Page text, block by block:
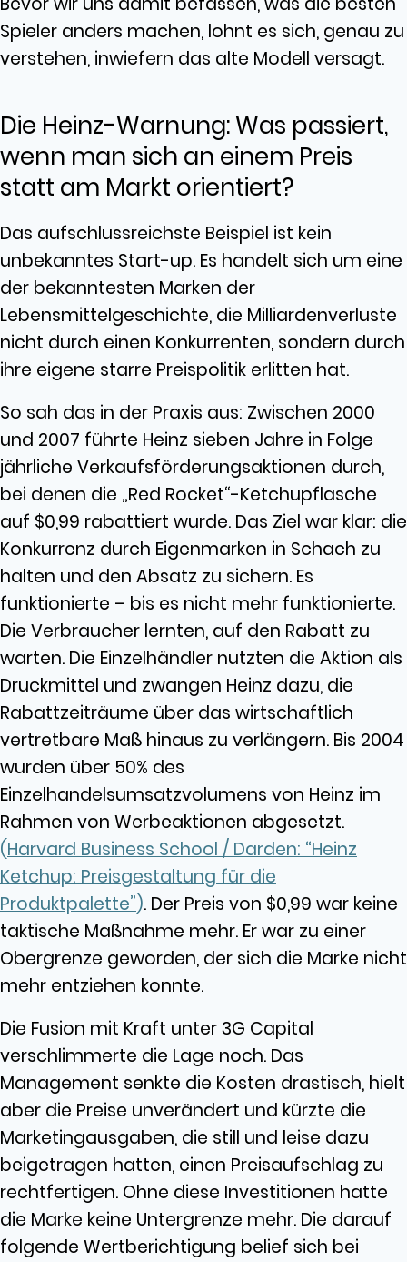
Spieler anders machen, lohnt es sich, genau zu
verstehen, inwiefern das alte Modell versagt.
Die Heinz-Warnung: Was passiert,
wenn man sich an einem Preis
statt am Markt orientiert?
Das aufschlussreichste Beispiel ist kein
unbekanntes Start-up. Es handelt sich um eine
der bekanntesten Marken der
Lebensmittelgeschichte, die Milliardenverluste
nicht durch einen Konkurrenten, sondern durch
ihre eigene starre Preispolitik erlitten hat.
So sah das in der Praxis aus: Zwischen 2000
und 2007 führte Heinz sieben Jahre in Folge
jährliche Verkaufsförderungsaktionen durch,
bei denen die „Red Rocket“-Ketchupflasche
auf $0,99 rabattiert wurde. Das Ziel war klar: die
Konkurrenz durch Eigenmarken in Schach zu
halten und den Absatz zu sichern. Es
funktionierte – bis es nicht mehr funktionierte.
Die Verbraucher lernten, auf den Rabatt zu
warten. Die Einzelhändler nutzten die Aktion als
Druckmittel und zwangen Heinz dazu, die
Rabattzeiträume über das wirtschaftlich
vertretbare Maß hinaus zu verlängern. Bis 2004
wurden über 50% des
Einzelhandelsumsatzvolumens von Heinz im
Rahmen von Werbeaktionen abgesetzt.
(Harvard Business School / Darden: “Heinz
Ketchup: Preisgestaltung für die
Produktpalette”). Der Preis von $0,99 war keine
taktische Maßnahme mehr. Er war zu einer
Obergrenze geworden, der sich die Marke nicht
mehr entziehen konnte.
Die Fusion mit Kraft unter 3G Capital
verschlimmerte die Lage noch. Das
Management senkte die Kosten drastisch, hielt
aber die Preise unverändert und kürzte die
Marketingausgaben, die still und leise dazu
beigetragen hatten, einen Preisaufschlag zu
rechtfertigen. Ohne diese Investitionen hatte
die Marke keine Untergrenze mehr. Die darauf
folgende Wertberichtigung belief sich bei